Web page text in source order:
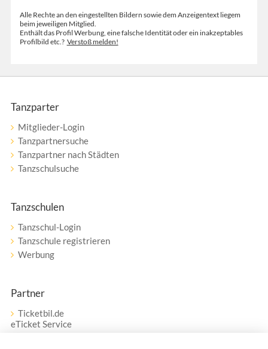
Alle Rechte an den eingestellten Bildern sowie dem Anzeigentext liegem
beim jeweiligen Mitglied.
Enthält das Profil Werbung, eine falsche Identität oder ein inakzeptables
Profilbild etc.? Verstoß melden!
Tanzparter
Mitglieder-Login
Tanzpartnersuche
Tanzpartner nach Städten
Tanzschulsuche
Tanzschulen
Tanzschul-Login
Tanzschule registrieren
Werbung
Partner
Ticketbil.de
eTicket Service